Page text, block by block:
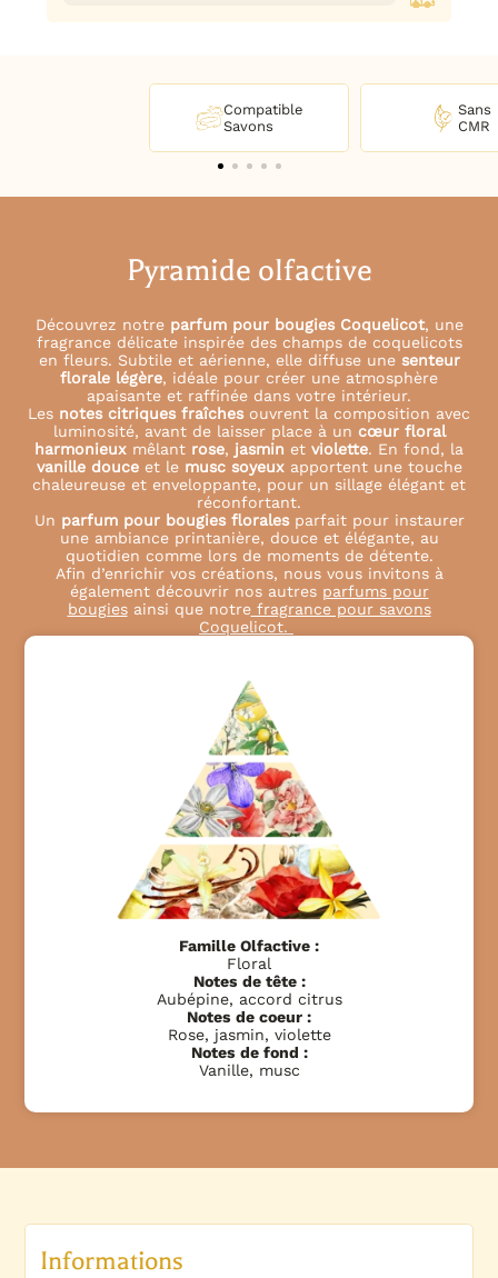
Compatible
Savons
Sans
CMR
Pyramide olfactive
Découvrez notre parfum pour bougies Coquelicot, une
fragrance délicate inspirée des champs de coquelicots
en fleurs. Subtile et aérienne, elle diffuse une senteur
florale légère, idéale pour créer une atmosphère
apaisante et raffinée dans votre intérieur.
Les notes citriques fraîchesouvrent la composition avec
luminosité, avant de laisser place à un cœur floral
harmonieux mêlant rose, jasmin et violette. En fond, la
vanille douceet le musc soyeuxapportent une touche
chaleureuse et enveloppante, pour un sillage élégant et
réconfortant.
Un parfum pour bougies floralesparfait pour instaurer
une ambiance printanière, douce et élégante, au
quotidien comme lors de moments de détente.
Afin d’enrichir vos créations, nous vous invitons à
également découvrir nos autres parfums pour
bougiesainsi que notrefragrance pour savons
Coquelicot.
Famille Olfactive :
Floral
Notes de tête :
Aubépine, accord citrus
Notes de coeur :
Rose, jasmin, violette
Notes de fond :
Vanille, musc
Informations